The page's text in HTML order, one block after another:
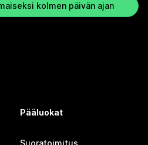
kolmen päivän ajan
Pääluokat